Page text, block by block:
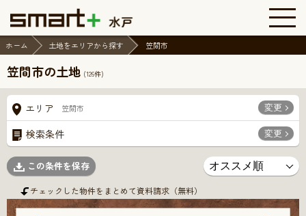
ホーム 土地をエリアから探す 笠間市
笠間市の土地 (126件)
エリア 笠間市 変更
検索条件 変更
この条件を保存
チェックした物件をまとめて資料請求（無料）